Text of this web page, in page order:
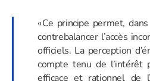
« Ce prin­cipe permet,
contre­ba­lan­cer l’accès
offi­ciels. La percep­tion
compte tenu de l’intérêt
effi­cace et ration­nel de